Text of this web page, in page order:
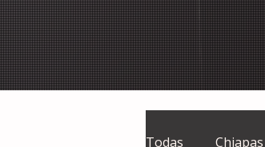
Todas Chiapas